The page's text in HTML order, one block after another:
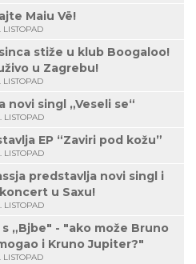
Maiu Vë!
LISTOPAD
stiže u klub Boogaloo!
u Zagrebu!
LISTOPAD
novi singl „Veseli se“
LISTOPAD
EP “Zaviri pod kožu”
LISTOPAD
predstavlja novi singl i
u Saxu!
LISTOPAD
„Bjbe" - "ako može Bruno
i Kruno Jupiter?"
LISTOPAD